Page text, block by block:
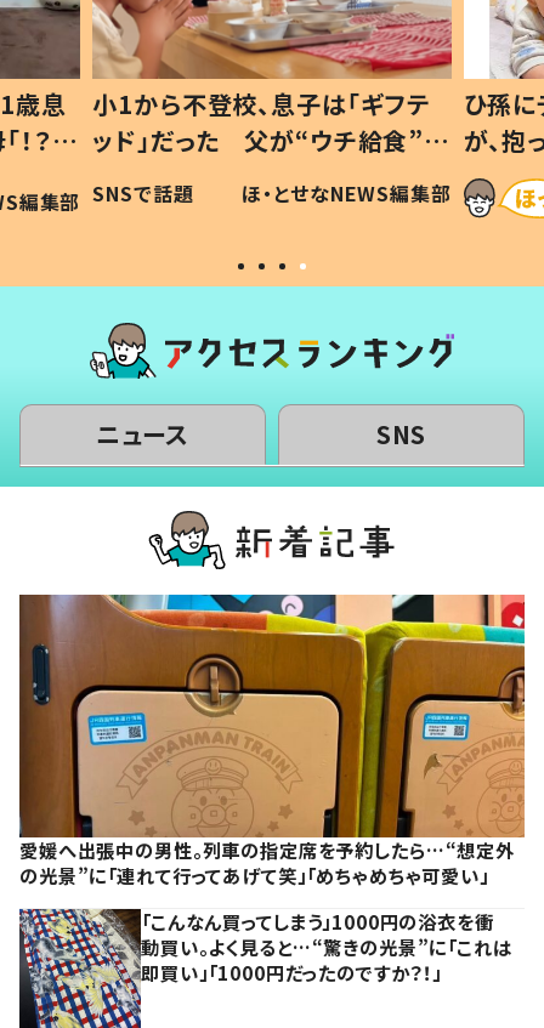
歳息
？」
編集部
小1から不登校、息子は「ギフテ
ッド」だった 父が“ウチ給食”を
作り続ける理由とは #令和の親
#令和の子
SNSで話題 ほ・とせなNEWS編集部
ひ孫
が、
「涙が
い」
ニュース SNS
愛媛へ出張中の男性。列車の指定席を予約したら…“想定外
の光景”に「連れて行ってあげて笑」「めちゃめちゃ可愛い」
「こんなん買ってしまう」1000円の浴衣を衝
動買い。よく見ると…“驚きの光景”に「これは
即買い」「1000円だったのですか？！」